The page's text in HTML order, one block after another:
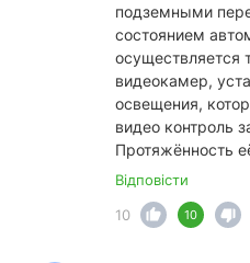
подземными
состоянием
видеокамер,
освещения,
видео контроль
Протяжённость
Відповісти
10
10